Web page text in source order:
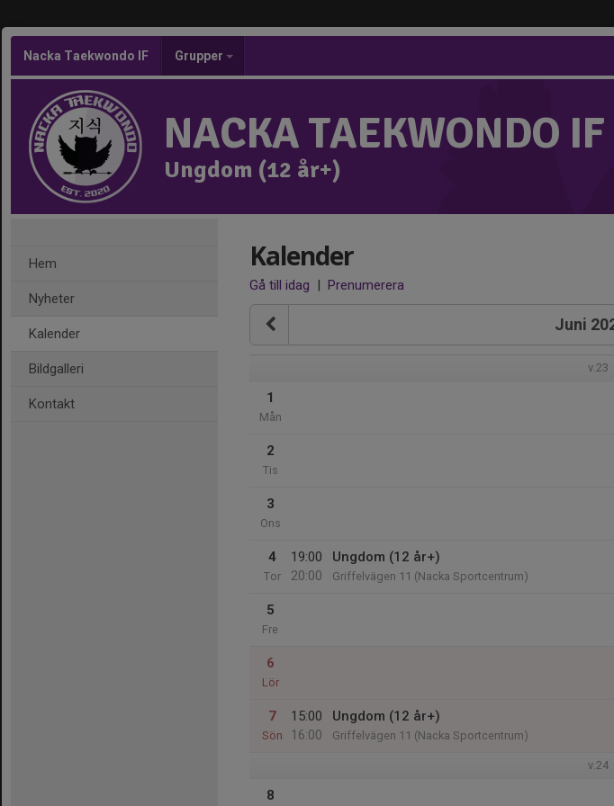
Nacka Taekwondo IF Grupper
NACKA TAEKWONDO IF
Ungdom (12 år+)
Hem
Nyheter
Kalender
Bildgalleri
Kontakt
Kalender
Gå till idag | Prenumerera
Juni
v.23
1
Mån
2
Tis
3
Ons
4
Tor
19:00
20:00
Ungdom (12 år+)
Griffelvägen 11 (Nacka Sportcentrum)
5
Fre
6
Lör
7
Sön
15:00
16:00
Ungdom (12 år+)
Griffelvägen 11 (Nacka Sportcentrum)
v.24
8